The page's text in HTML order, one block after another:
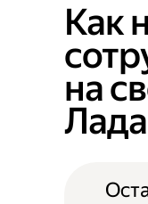
Как
на